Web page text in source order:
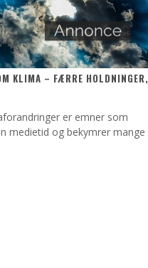
KLIMA – FÆRRE HOLDNINGER,
er emner som
medietid og bekymrer mange